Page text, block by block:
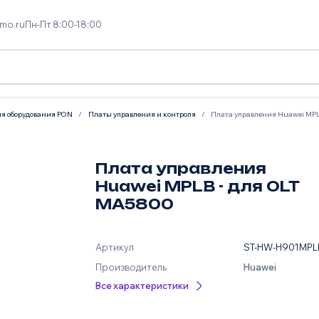
Пн-Пт 8:00-18:00
оборудования PON Платы управления и контроля Плата управления Huawei
Плата управления
Huawei MPLB - для OLT
MA5800
Артикул
ST-HW-
Производитель
Huawei
Все характеристики